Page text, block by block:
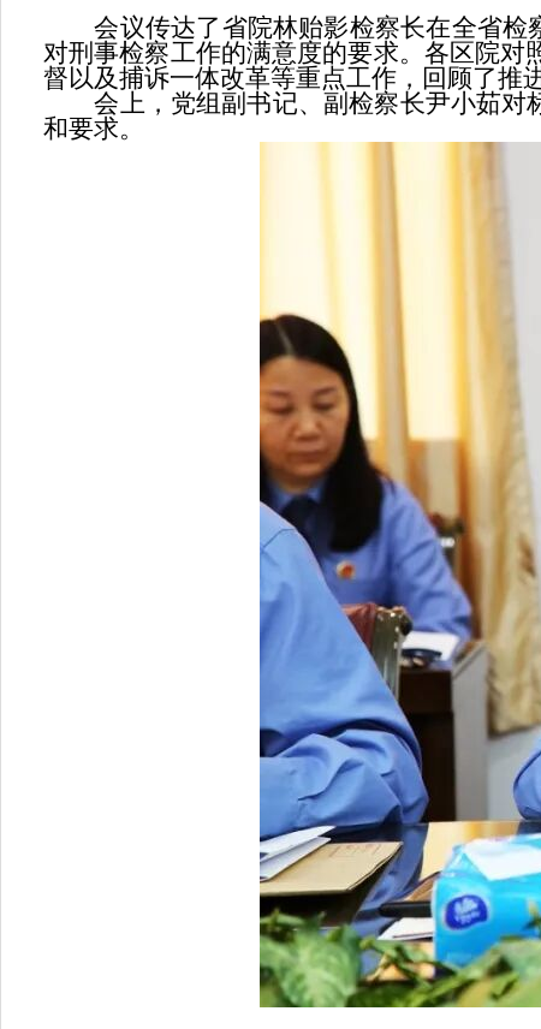
会议传达了省院林贻影检察长在全省检
对刑事检察工作的满意度的要求。各区院对
督以及捕诉一体改革等重点工作，回顾了推
会上，党组副书记、副检察长尹小茹对
和要求。